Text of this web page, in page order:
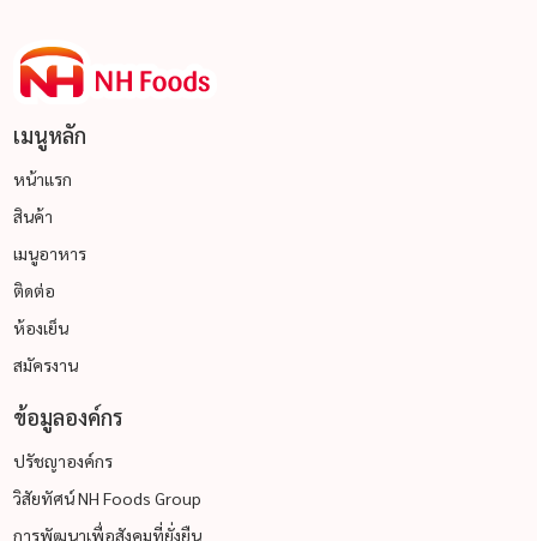
เมนูหลัก
หน้าแรก
สินค้า
เมนูอาหาร
ติดต่อ
ห้องเย็น
สมัครงาน
ข้อมูลองค์กร
ปรัชญาองค์กร
วิสัยทัศน์ NH Foods Group
การพัฒนาเพื่อสังคมที่ยั่งยืน